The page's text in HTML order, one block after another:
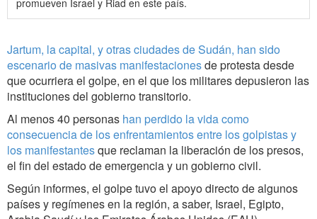
promueven Israel y Riad en este país.
Jartum, la capital, y otras ciudades de Sudán, han sido
escenario de masivas manifestacionesde protesta desde
que ocurriera el golpe, en el que los militares depusieron las
instituciones del gobierno transitorio.
Al menos 40 personas han perdido la vida como
consecuencia de los enfrentamientos entre los golpistas y
los manifestantesque reclaman la liberación de los presos,
el fin del estado de emergencia y un gobierno civil.
Según informes, el golpe tuvo el apoyo directo de algunos
países y regímenes en la región, a saber, Israel, Egipto,